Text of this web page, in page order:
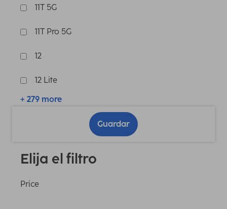
11T 5G
11T Pro 5G
12
12 Lite
+ 279 more
Guardar
Elija el filtro
Price